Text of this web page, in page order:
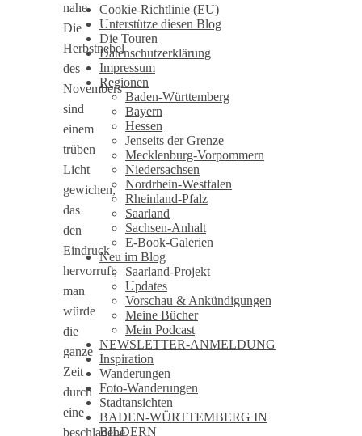
nahe.
Die
Herbstnebel
des
Novembers
sind
einem
trüben
Licht
gewichen,
das
den
Eindruck
hervorruft,
man
würde
die
ganze
Zeit
durch
eine
beschlagene
Cookie-Richtlinie (EU)
Unterstütze diesen Blog
Die Touren
Datenschutzerklärung
Impressum
Regionen
Baden-Württemberg
Bayern
Hessen
Jenseits der Grenze
Mecklenburg-Vorpommern
Niedersachsen
Nordrhein-Westfalen
Rheinland-Pfalz
Saarland
Sachsen-Anhalt
E-Book-Galerien
Neu im Blog
Saarland-Projekt
Updates
Vorschau & Ankündigungen
Meine Bücher
Mein Podcast
NEWSLETTER-ANMELDUNG
Inspiration
Wanderungen
Foto-Wanderungen
Stadtansichten
BADEN-WÜRTTEMBERG IN
BILDERN